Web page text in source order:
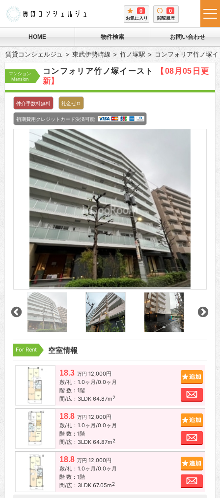
0
お気に入り
0
閲覧履歴
HOME 物件検索 お問い合わせ
賃貸コンシェルジュ 東武伊勢崎線 竹ノ塚駅 コンフォリア竹ノ塚
マンション
Mansion
コンフォリア竹ノ塚イースト
【08月05日更
新】
仲介手数料無料 礼金ゼロ
初期費用クレジットカード決済可能
For Rent 空室情報
18.3 万円 12,000円
敷/礼：1.0ヶ月/0.0ヶ月
階 数：1階
間/広：3LDK 64.87m2
お問
18.8 万円 12,000円
敷/礼：1.0ヶ月/0.0ヶ月
階 数：1階
間/広：3LDK 64.87m2
お問
18.8 万円 12,000円
敷/礼：1.0ヶ月/0.0ヶ月
階 数：1階
間/広：3LDK 67.05m2
お問